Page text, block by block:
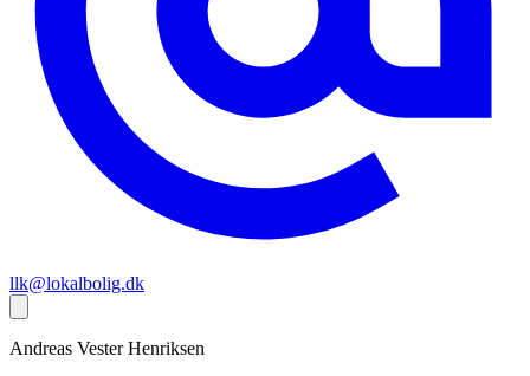
llk@lokalbolig.dk
Andreas Vester Henriksen